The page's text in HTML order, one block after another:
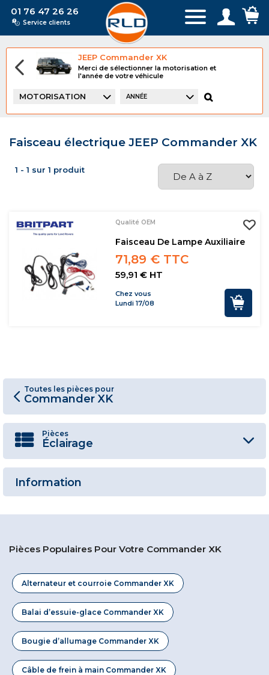
01 76 47 26 26
Service clients
JEEP Commander XK
Merci de sélectionner la motorisation et
l'année de votre véhicule
MOTORISATION ANNÉE
Faisceau électrique JEEP Commander XK
1 - 1 sur 1 produit
Qualité OEM
Faisceau De Lampe Auxiliaire
71,89 € TTC
59,91 € HT
Chez vous
Lundi 17/08
Toutes les pièces pour
Commander XK
Pièces
Éclairage
Information
Pièces Populaires Pour Votre Commander XK
Alternateur et courroie Commander XK
Balai d’essuie-glace Commander XK
Bougie d’allumage Commander XK
Câble de frein à main Commander XK